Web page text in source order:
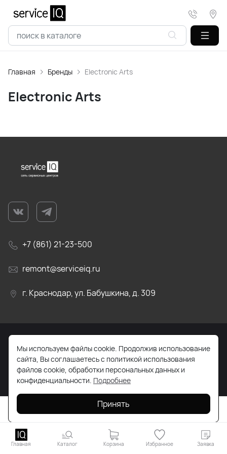
Главная Бренды Electronic Arts
Electronic Arts
+7 (861) 21-23-500
remont@serviceiq.ru
г. Краснодар, ул. Бабушкина, д. 309
2026 © Все права защищены. Работает наReadyScript
Главная Каталог Корзина Избранное Заявка
Мы используем файлы cookie. Продолжив использование
сайта, Вы соглашаетесь с политикой использования
файлов cookie, обработки персональных данных и
конфиденциальности. Подробнее
Принять